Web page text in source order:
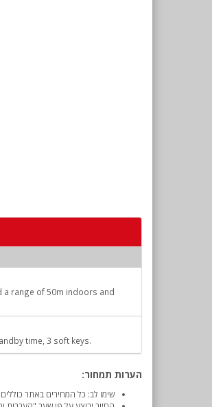
a range of 50m indoors and
time, 3 soft keys.
הערות תמחור:
שימו לב: כל המחירים באתר